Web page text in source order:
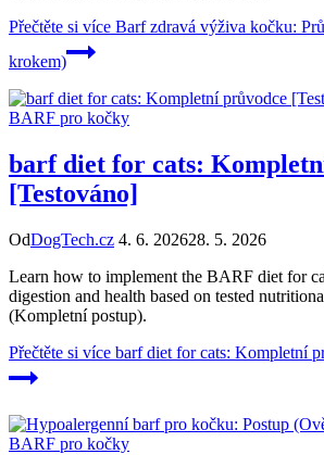
Přečtěte si více Barf zdravá výživa kočku:
krokem)
BARF pro kočky
barf diet for cats:
[Testováno]
OdDogTech.cz 4. 6. 202628. 5. 2026
Learn how to implement the BARF diet for
digestion and health based on tested
(Kompletní postup).
Přečtěte si více barf diet for cats: Kompletní
BARF pro kočky